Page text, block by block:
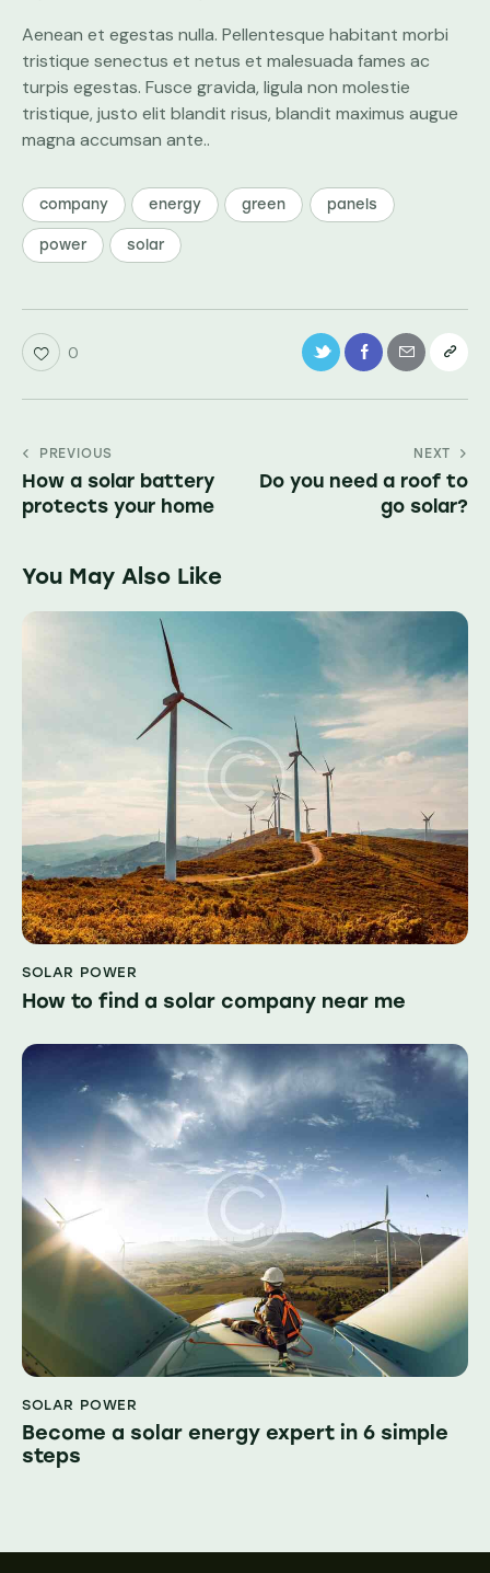
Aenean et egestas nulla. Pellentesque habitant morbi
tristique senectus et netus et malesuada fames ac
turpis egestas. Fusce gravida, ligula non molestie
tristique, justo elit blandit risus, blandit maximus augue
magna accumsan ante..
company energy green panels
power solar
0
PREVIOUS
How a solar battery
protects your home
NEXT
Do you need a roof to
go solar?
You May Also Like
SOLAR POWER
How to find a solar company near me
SOLAR POWER
Become a solar energy expert in 6 simple
steps